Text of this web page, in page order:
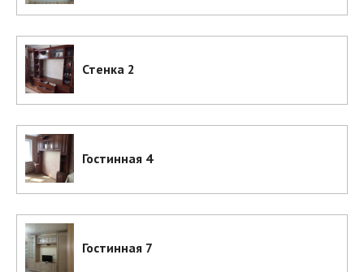
Стенка 2
Гостинная 4
Гостинная 7